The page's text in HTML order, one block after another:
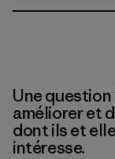
Une question
améliorer et
dont ils et
intéresse.